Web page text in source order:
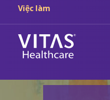
Chuyển đến nội dung chính
Chuyển đến điều hướng
Việc làm